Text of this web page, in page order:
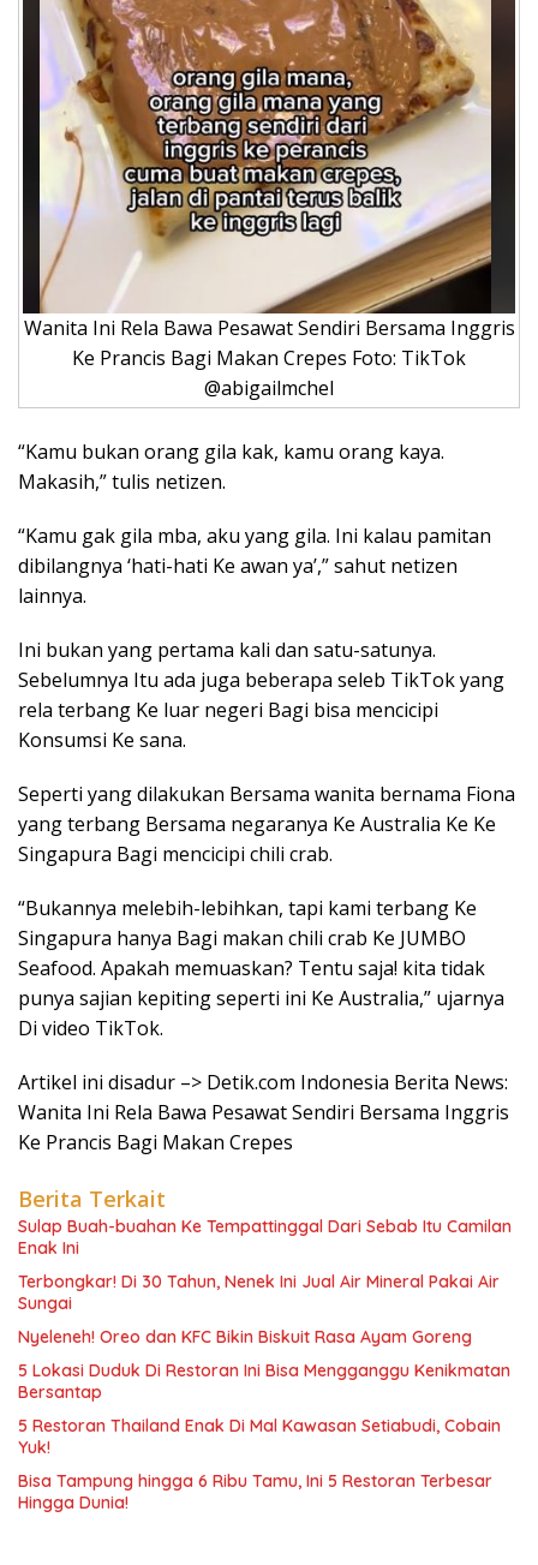
Wanita Ini Rela Bawa Pesawat Sendiri Bersama Inggris
Ke Prancis Bagi Makan Crepes Foto: TikTok
@abigailmchel
“Kamu bukan orang gila kak, kamu orang kaya.
Makasih,” tulis netizen.
“Kamu gak gila mba, aku yang gila. Ini kalau pamitan
dibilangnya ‘hati-hati Ke awan ya’,” sahut netizen
lainnya.
Ini bukan yang pertama kali dan satu-satunya.
Sebelumnya Itu ada juga beberapa seleb TikTok yang
rela terbang Ke luar negeri Bagi bisa mencicipi
Konsumsi Ke sana.
Seperti yang dilakukan Bersama wanita bernama Fiona
yang terbang Bersama negaranya Ke Australia Ke Ke
Singapura Bagi mencicipi chili crab.
“Bukannya melebih-lebihkan, tapi kami terbang Ke
Singapura hanya Bagi makan chili crab Ke JUMBO
Seafood. Apakah memuaskan? Tentu saja! kita tidak
punya sajian kepiting seperti ini Ke Australia,” ujarnya
Di video TikTok.
Artikel ini disadur –> Detik.com Indonesia Berita News:
Wanita Ini Rela Bawa Pesawat Sendiri Bersama Inggris
Ke Prancis Bagi Makan Crepes
Berita Terkait
Sulap Buah-buahan Ke Tempattinggal Dari Sebab Itu Camilan
Enak Ini
Terbongkar! Di 30 Tahun, Nenek Ini Jual Air Mineral Pakai Air
Sungai
Nyeleneh! Oreo dan KFC Bikin Biskuit Rasa Ayam Goreng
5 Lokasi Duduk Di Restoran Ini Bisa Mengganggu Kenikmatan
Bersantap
5 Restoran Thailand Enak Di Mal Kawasan Setiabudi, Cobain
Yuk!
Bisa Tampung hingga 6 Ribu Tamu, Ini 5 Restoran Terbesar
Hingga Dunia!